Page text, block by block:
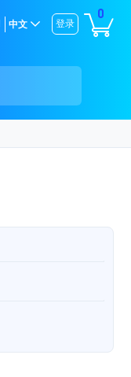
0
登录
中文